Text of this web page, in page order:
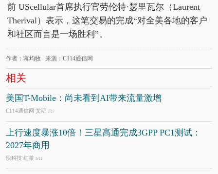
前 UScellular首席执行官劳伦特·瑟里瓦尔（Laurent
Therival）表示，这笔交易的完成“对全美各地的客户
和社区而言是一场胜利”。
作者：蒋均牧 来源：C114通信网
相关
美国T-Mobile：尚未看到AI带来流量激增
C114通信网 艾斯 7/27
上行速度暴涨10倍！三星高通完成3GPP PC1测试：
2027年商用
快科技 红茶 5/11